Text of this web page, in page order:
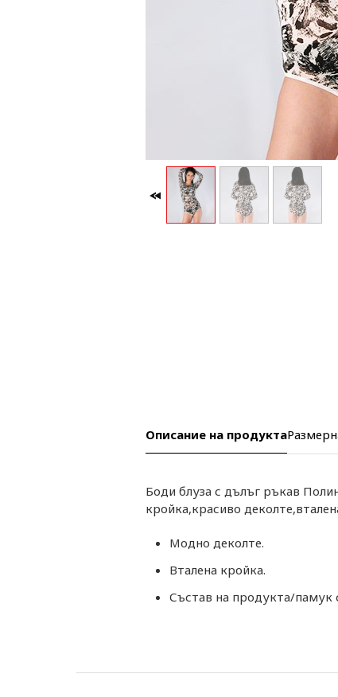
Описание на продукта
Боди блуза с дълъг ръкав
кройка,красиво
Модно деколте.
Вталена кройка.
Състав на продукта/памук